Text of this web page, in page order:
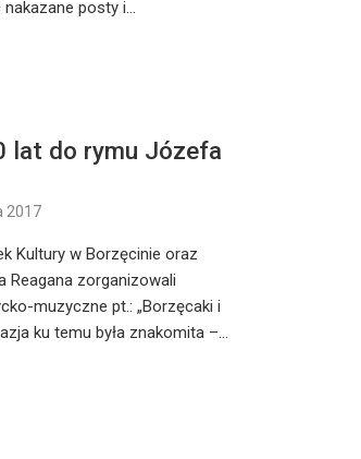
posty i…
lat do rymu Józefa
2017
Kultury w Borzęcinie oraz
Reagana zorganizowali
muzyczne pt.: „Borzęcaki i
ku temu była znakomita –…